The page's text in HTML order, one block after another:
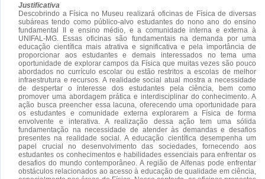
Justificativa
Descobrindo a Física no Museu realizará oficinas de Física de diversas
subáreas tendo como público-alvo estudantes do nono ano do ensino
fundamental II e ensino médio, e a comunidade interna e externa à
UNIFAL-MG. Essas oficinas são fundamentais na demanda por uma
educação científica mais atrativa e significativa e pela importância de
proporcionar aos estudantes e demais interessados no tema uma
oportunidade de explorar campos da Física que muitas vezes são pouco
abordados no currículo escolar ou estão restritos a escolas de melhor
infraestrutura e recursos. A realidade social atual mostra a necessidade
de despertar o interesse dos estudantes pela ciência, bem como
promover uma abordagem prática e interdisciplinar do conhecimento. A
ação busca preencher essa lacuna, oferecendo uma oportunidade para
os estudantes e comunidade externa explorarem a Física de forma
envolvente e interativa. A realização dessa ação tem uma sólida
fundamentação na necessidade de atender às demandas e desafios
presentes na realidade social. A educação científica desempenha um
papel crucial no desenvolvimento das sociedades, fornecendo aos
estudantes os conhecimentos e habilidades essenciais para enfrentar os
desafios do mundo contemporâneo. A região de Alfenas pode enfrentar
obstáculos relacionados ao acesso à educação de qualidade em ciência,